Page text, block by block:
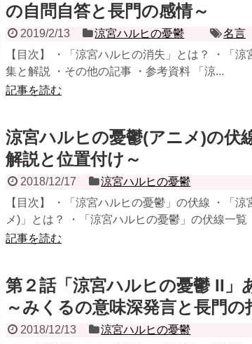
の自問自答と長門の感情～
2019/2/13 涼宮ハルヒの憂鬱
名言
【目次】 ・「涼宮ハルヒの消失」とは？ ・「
集と解説 ・その他の記事 ・参考資料 「涼...
記事を読む
涼宮ハルヒの憂鬱(アニメ)の伏
解説と位置付け～
2018/12/17
涼宮ハルヒの憂鬱
【目次】 ・「涼宮ハルヒの憂鬱」の伏線 ・「涼
メ)」とは？ ・「涼宮ハルヒの憂鬱」の伏線一覧
記事を読む
第２話「涼宮ハルヒの憂鬱 II」
～みくるの意味深発言と長門の
2018/12/13
涼宮ハルヒの憂鬱